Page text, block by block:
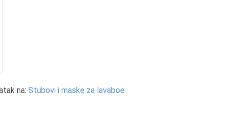
na: Stubovi i maske za lavaboe